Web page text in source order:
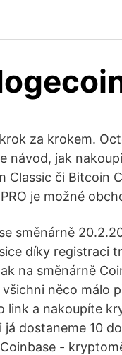
za krokem.
návod, jak
Classic či Bitcoin
je možné
směnárně
díky registraci
na směnárně
něco málo
link a nakoupíte
dostaneme 10
-